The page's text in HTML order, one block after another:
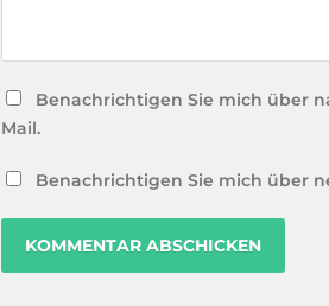
Benachrichtigen Sie mich über
Mail.
Benachrichtigen Sie mich über